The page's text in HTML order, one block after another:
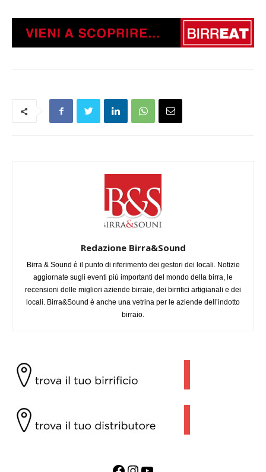
Redazione Birra&Sound
Birra & Sound è il punto di riferimento dei gestori dei locali. Notizie
aggiornate sugli eventi più importanti del mondo della birra, le
recensioni delle migliori aziende birraie, dei birrifici artigianali e dei
locali. Birra&Sound è anche una vetrina per le aziende dell’indotto
birraio.